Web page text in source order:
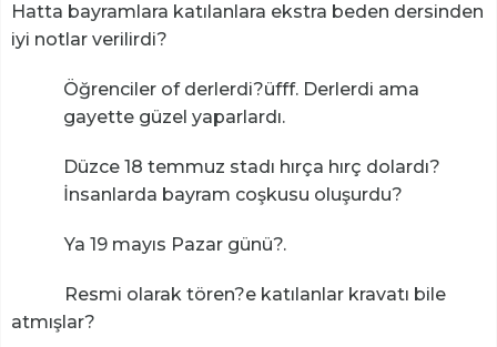
Hatta bayramlara katılanlara ekstra beden dersinden
iyi notlar verilirdi?
Öğrenciler of derlerdi?üfff. Derlerdi ama
gayette güzel yaparlardı.
Düzce 18 temmuz stadı hırça hırç dolardı?
İnsanlarda bayram coşkusu oluşurdu?
Ya 19 mayıs Pazar günü?.
Resmi olarak tören?e katılanlar kravatı bile
atmışlar?